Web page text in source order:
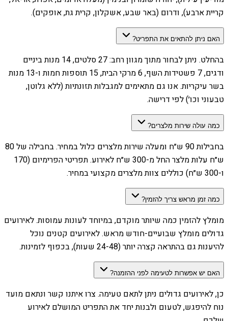
קריית ארבע), ודרום (באר שבע, אשקלון, קרית גת, אופקים).
האם ניתן להתאים את התפריט?
בהחלט. ניתן לבחור מתוך מגוון רחב: 27 סלטים, 14 מנות ביניים
ודגים, 7 פשטידות השף, 6 מרקי הבית, 15 תוספות חמות ו-13 מנות
בשר עיקריות. אנו גם מתאימים למגבלות תזונתיות (ללא גלוטן,
טבעוני וכו׳) לפי דרישה.
כמה עולה שירות מלצרים?
בחבילות 90 ש״ח ומעלה שירות מלצרים כלול במחיר. בחבילה של 80
ש״ח עלות מלצר החל מ-300 ש״ח לאירוע. תפריטי הפרימיום (170
ו-300 ש״ח) כוללים צוות מלצרים מקצועי במחיר.
כמה זמן מראש צריך להזמין?
מומלץ להזמין כמה שיותר מוקדם, במיוחד לעונות עמוסות. לאירועים
גדולים מומלץ שבועיים-חודש מראש. לאירועים קטנים נוכל
להיענות גם בהתראה קצרה יותר (24-48 שעות), בכפוף לזמינות.
האם יש אפשרות לטעימה לפני ההזמנה?
כן, לאירועים גדולים ניתן לתאם טעימה. צרו איתנו קשר ונתאם מועד
נוח להיפגש, לטעום ולבנות יחד את התפריט המושלם לאירוע